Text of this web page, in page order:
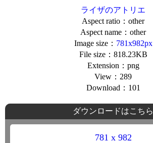
ライザのアトリエ
Aspect ratio：other
Aspect name：other
Image size： 781x982px
File size：818.23KB
Extension：png
View：289
Download：101
ダウンロードはこちら
781 x 982